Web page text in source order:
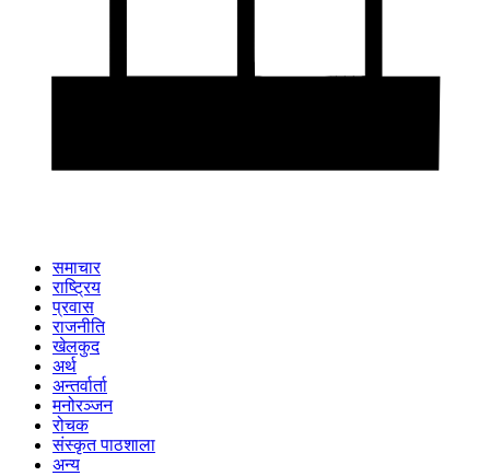
समाचार
राष्ट्रिय
प्रवास
राजनीति
खेलकुद
अर्थ
अन्तर्वार्ता
मनोरञ्जन
रोचक
संस्कृत पाठशाला
अन्य